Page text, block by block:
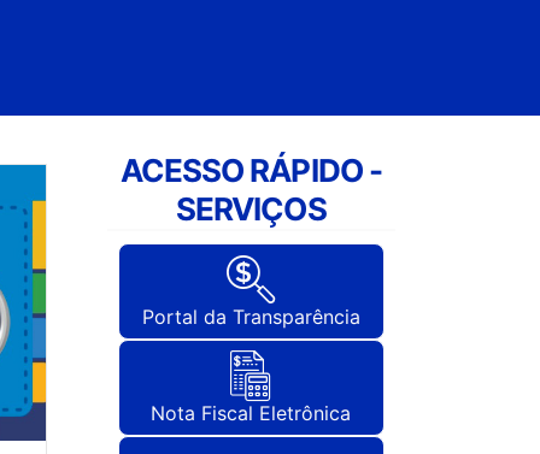
ACESSO RÁPIDO -
SERVIÇOS
Portal da Transparência
Nota Fiscal Eletrônica